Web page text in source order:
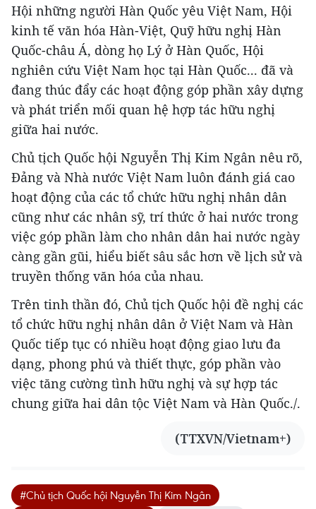
Hội những người Hàn Quốc yêu Việt Nam, Hội
kinh tế văn hóa Hàn-Việt, Quỹ hữu nghị Hàn
Quốc-châu Á, dòng họ Lý ở Hàn Quốc, Hội
nghiên cứu Việt Nam học tại Hàn Quốc... đã và
đang thúc đẩy các hoạt động góp phần xây dựng
và phát triển mối quan hệ hợp tác hữu nghị
giữa hai nước.
Chủ tịch Quốc hội Nguyễn Thị Kim Ngân nêu rõ,
Đảng và Nhà nước Việt Nam luôn đánh giá cao
hoạt động của các tổ chức hữu nghị nhân dân
cũng như các nhân sỹ, trí thức ở hai nước trong
việc góp phần làm cho nhân dân hai nước ngày
càng gần gũi, hiểu biết sâu sắc hơn về lịch sử và
truyền thống văn hóa của nhau.
Trên tinh thần đó, Chủ tịch Quốc hội đề nghị các
tổ chức hữu nghị nhân dân ở Việt Nam và Hàn
Quốc tiếp tục có nhiều hoạt động giao lưu đa
dạng, phong phú và thiết thực, góp phần vào
việc tăng cường tình hữu nghị và sự hợp tác
chung giữa hai dân tộc Việt Nam và Hàn Quốc./.
(TTXVN/Vietnam+)
#Chủ tịch Quốc hội Nguyễn Thị Kim Ngân